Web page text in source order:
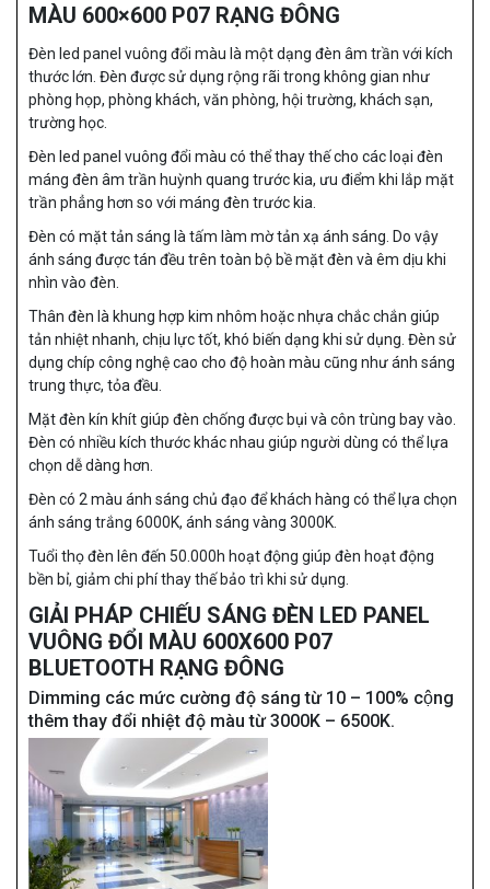
MÀU 600×600 P07 RẠNG ĐÔNG
Đèn led panel vuông đổi màu là một dạng đèn âm trần với kích
thước lớn. Đèn được sử dụng rộng rãi trong không gian như
phòng họp, phòng khách, văn phòng, hội trường, khách sạn,
trường học.
Đèn led panel vuông đổi màu có thể thay thế cho các loại đèn
máng đèn âm trần huỳnh quang trước kia, ưu điểm khi lắp mặt
trần phẳng hơn so với máng đèn trước kia.
Đèn có mặt tản sáng là tấm làm mờ tản xạ ánh sáng. Do vậy
ánh sáng được tán đều trên toàn bộ bề mặt đèn và êm dịu khi
nhìn vào đèn.
Thân đèn là khung hợp kim nhôm hoặc nhựa chắc chắn giúp
tản nhiệt nhanh, chịu lực tốt, khó biến dạng khi sử dụng. Đèn sử
dụng chíp công nghệ cao cho độ hoàn màu cũng như ánh sáng
trung thực, tỏa đều.
Mặt đèn kín khít giúp đèn chống được bụi và côn trùng bay vào.
Đèn có nhiều kích thước khác nhau giúp người dùng có thể lựa
chọn dễ dàng hơn.
Đèn có 2 màu ánh sáng chủ đạo để khách hàng có thể lựa chọn
ánh sáng trắng 6000K, ánh sáng vàng 3000K.
Tuổi thọ đèn lên đến 50.000h hoạt động giúp đèn hoạt động
bền bỉ, giảm chi phí thay thế bảo trì khi sử dụng.
GIẢI PHÁP CHIẾU SÁNG ĐÈN LED PANEL
VUÔNG ĐỔI MÀU 600X600 P07
BLUETOOTH RẠNG ĐÔNG
Dimming các mức cường độ sáng từ 10 – 100% cộng
thêm thay đổi nhiệt độ màu từ 3000K – 6500K.